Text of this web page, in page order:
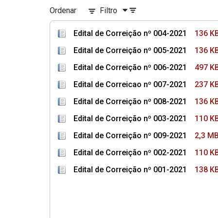
Ordenar Filtro
Edital de Correição nº 004-2021
136
Edital de Correição nº 005-2021
136
Edital de Correição nº 006-2021
497
Edital de Correicao nº 007-2021
237
Edital de Correição nº 008-2021
136
Edital de Correição nº 003-2021
110
Edital de Correição nº 009-2021
2,3 MB
Edital de Correição nº 002-2021
110
Edital de Correição nº 001-2021
138